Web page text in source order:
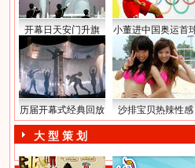
开幕日天安门升旗 小董进中国奥运首
历届开幕式经典回放 沙排宝贝热辣性感
大 型 策 划